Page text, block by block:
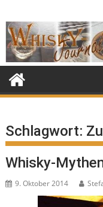
to
content
Schlagwort:
Whisky-
9. Oktober 2014